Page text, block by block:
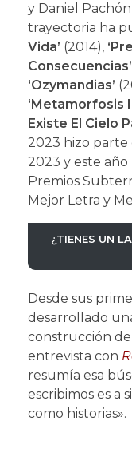
y Daniel
trayectoria ha
Vida’ (2014),
Consecuencias’
‘Ozymandias’
‘Metamorfosis
Existe El Cielo
2023 hizo
2023 y este
Premios
Mejor Letra y
¿TIENES UN
Desde sus
desarrollado
construcción
entrevista con
resumía esa
escribimos es a
como historias».